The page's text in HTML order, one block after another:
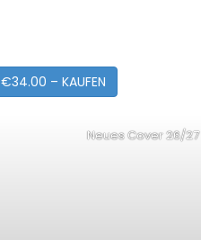
€34.00 – KAUFEN
Neues Cover 26/27